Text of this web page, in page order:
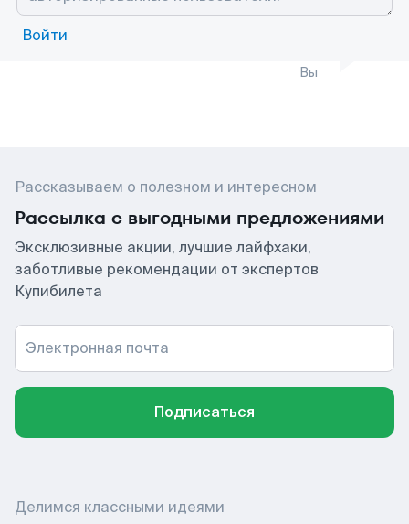
Войти
Вы
Рассказываем о полезном и интересном
Рассылка с выгодными предложениями
Эксклюзивные акции, лучшие лайфхаки,
заботливые рекомендации от экспертов
Купибилета
Электронная почта
Подписаться
Делимся классными идеями